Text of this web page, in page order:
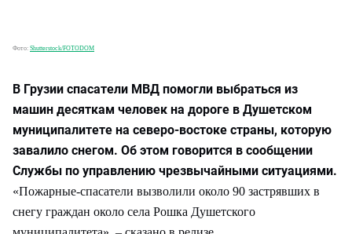
Фото: Shutterstock/FOTODOM
В Грузии спасатели МВД помогли выбраться из
машин десяткам человек на дороге в Душетском
муниципалитете на северо-востоке страны, которую
завалило снегом. Об этом говорится в сообщении
Службы по управлению чрезвычайными ситуациями.
«Пожарные-спасатели вызволили около 90 застрявших в
снегу граждан около села Рошка Душетского